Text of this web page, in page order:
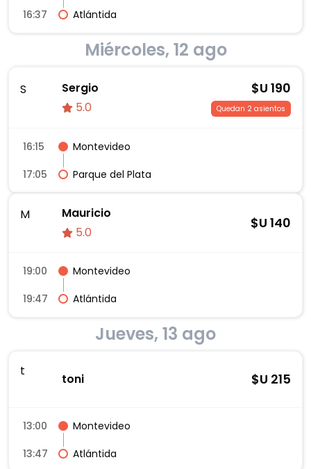
16:37
Atlántida
Miércoles, 12 ago
S
Sergio
5.0
$U 190
Quedan 2 asientos
16:15
Montevideo
17:05
Parque del Plata
M
Mauricio
5.0
$U 140
19:00
Montevideo
19:47
Atlántida
Jueves, 13 ago
t
toni $U 215
13:00
Montevideo
13:47
Atlántida